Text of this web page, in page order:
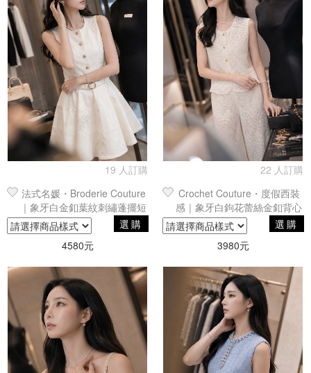
19 人訂購
法式名媛・Broderie Couture
｜象牙白金釦葉紋刺繡蓬擺短
洋裝
選購
4580元
22 人訂購
Crochet Couture・度假西裝
感｜象牙白鉤花蕾絲金釦背心
寬褲組合
選購
3980元